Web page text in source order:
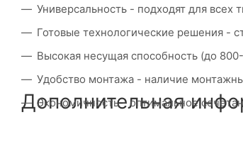
Универсальность - подходят для
Готовые технологические решения -
Высокая несущая способность (до
Удобство монтажа - наличие
Экономичность - оптимальное
Дополнительная